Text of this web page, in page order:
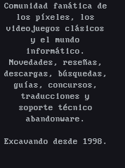
Comunidad fanática de
los píxeles, los
videojuegos clásicos
y el mundo
informático.
Novedades, reseñas,
descargas, búsquedas,
guías, concursos,
traducciones y
soporte técnico
abandonware.
Excavando desde 1998.